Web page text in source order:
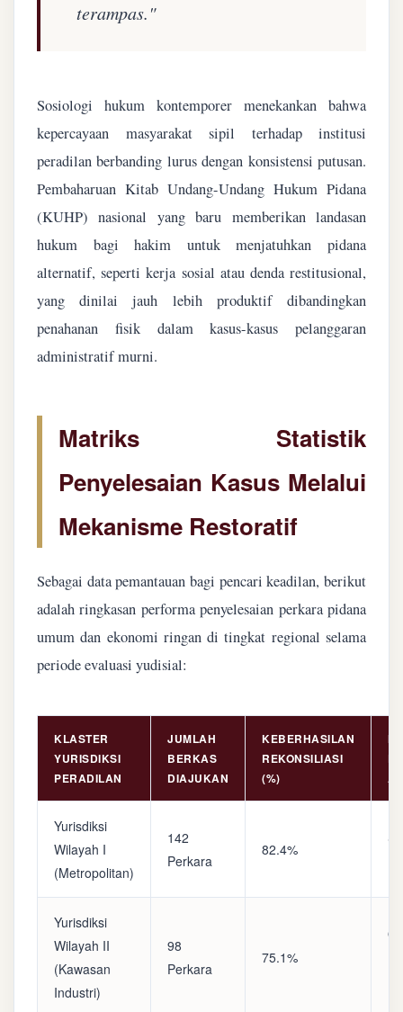
terampas."
Sosiologi hukum kontemporer menekankan bahwa
kepercayaan masyarakat sipil terhadap institusi
peradilan berbanding lurus dengan konsistensi putusan.
Pembaharuan Kitab Undang-Undang Hukum Pidana
(KUHP) nasional yang baru memberikan landasan
hukum bagi hakim untuk menjatuhkan pidana
alternatif, seperti kerja sosial atau denda restitusional,
yang dinilai jauh lebih produktif dibandingkan
penahanan fisik dalam kasus-kasus pelanggaran
administratif murni.
Matriks Statistik
Penyelesaian Kasus Melalui
Mekanisme Restoratif
Sebagai data pemantauan bagi pencari keadilan, berikut
adalah ringkasan performa penyelesaian perkara pidana
umum dan ekonomi ringan di tingkat regional selama
periode evaluasi yudisial:
KLASTER
YURISDIKSI
PERADILAN
JUMLAH
BERKAS
DIAJUKAN
KEBERHASILAN
REKONSILIASI
(%)
Yurisdiksi
Wilayah I
(Metropolitan)
142
Perkara
82.4%
Yurisdiksi
Wilayah II
(Kawasan
Industri)
98
Perkara
75.1%